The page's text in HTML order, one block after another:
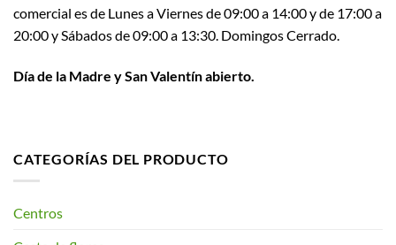
comercial es de Lunes a Viernes de 09:00 a 14:00 y de 17:00 a
20:00 y Sábados de 09:00 a 13:30. Domingos Cerrado.
Día de la Madre y San Valentín abierto.
CATEGORÍAS DEL PRODUCTO
Centros